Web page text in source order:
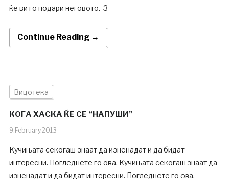
ќе ви го подари неговото. З
Continue Reading →
Вицотека
КОГА ХАСКА ЌЕ СЕ “НАПУШИ”
9.February.2013
Кучињата секогаш знаат да изненадат и да бидат
интересни. Погледнете го ова. Кучињата секогаш знаат да
изненадат и да бидат интересни. Погледнете го ова.